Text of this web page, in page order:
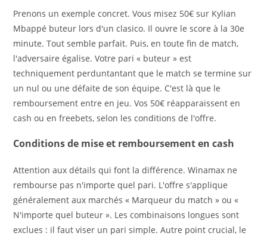
Prenons un exemple concret. Vous misez 50€ sur Kylian
Mbappé buteur lors d'un clasico. Il ouvre le score à la 30e
minute. Tout semble parfait. Puis, en toute fin de match,
l'adversaire égalise. Votre pari « buteur » est
techniquement perduntantant que le match se termine sur
un nul ou une défaite de son équipe. C'est là que le
remboursement entre en jeu. Vos 50€ réapparaissent en
cash ou en freebets, selon les conditions de l'offre.
Conditions de mise et remboursement en cash
Attention aux détails qui font la différence. Winamax ne
rembourse pas n'importe quel pari. L'offre s'applique
généralement aux marchés « Marqueur du match » ou «
N'importe quel buteur ». Les combinaisons longues sont
exclues : il faut viser un pari simple. Autre point crucial, le